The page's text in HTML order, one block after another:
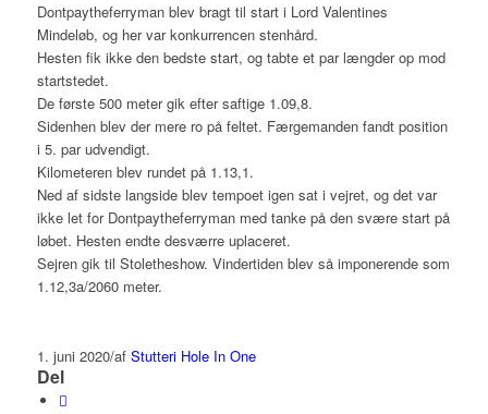
Dontpaytheferryman blev bragt til start i Lord Valentines
Mindeløb, og her var konkurrencen stenhård.
Hesten fik ikke den bedste start, og tabte et par længder op mod
startstedet.
De første 500 meter gik efter saftige 1.09,8.
Sidenhen blev der mere ro på feltet. Færgemanden fandt position
i 5. par udvendigt.
Kilometeren blev rundet på 1.13,1.
Ned af sidste langside blev tempoet igen sat i vejret, og det var
ikke let for Dontpaytheferryman med tanke på den svære start på
løbet. Hesten endte desværre uplaceret.
Sejren gik til Stoletheshow. Vindertiden blev så imponerende som
1.12,3a/2060 meter.
1. juni 2020/af Stutteri Hole In One
Del